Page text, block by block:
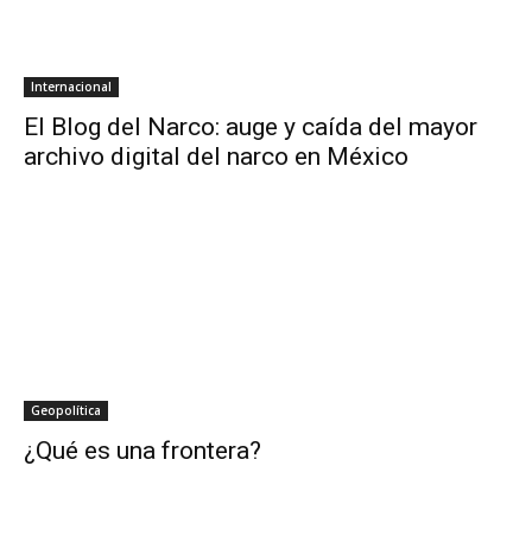
Internacional
El Blog del Narco: auge y caída del mayor
archivo digital del narco en México
Geopolítica
¿Qué es una frontera?